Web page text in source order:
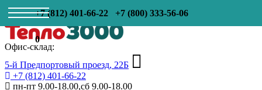
+7 (812) 401-66-22 +7 (800) 333-56-06
0
Офис-склад:
5-й Предпортовый проезд, 22Б
+7 (812) 401-66-22
пн-пт 9.00-18.00,сб 9.00-18.00